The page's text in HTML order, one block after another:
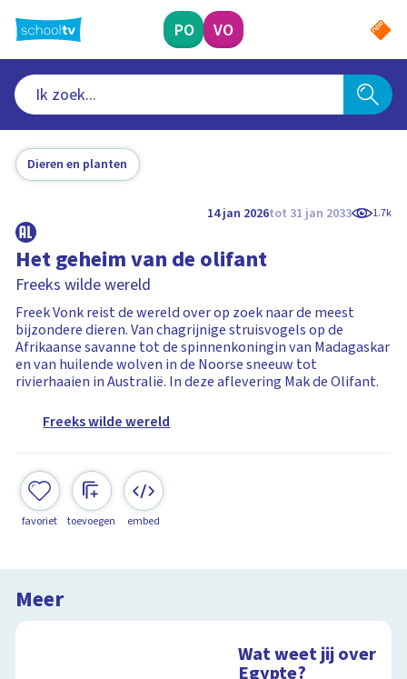
naar
hoofdinhoud
PO VO
Dieren en planten
14 jan 2026tot 31 jan 2033 1.7k
Het geheim van de olifant
Freeks wilde wereld
Freek Vonk reist de wereld over op zoek naar de meest
bijzondere dieren. Van chagrijnige struisvogels op de
Afrikaanse savanne tot de spinnenkoningin van Madagaskar
en van huilende wolven in de Noorse sneeuw tot
rivierhaaien in Australië. In deze aflevering Mak de Olifant.
Freeks wilde wereld
favoriet toevoegen embed
Meer
Wat weet jij over
Egypte?